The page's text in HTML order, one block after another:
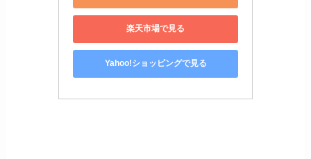
楽天市場で見る
Yahoo!ショッピングで見る